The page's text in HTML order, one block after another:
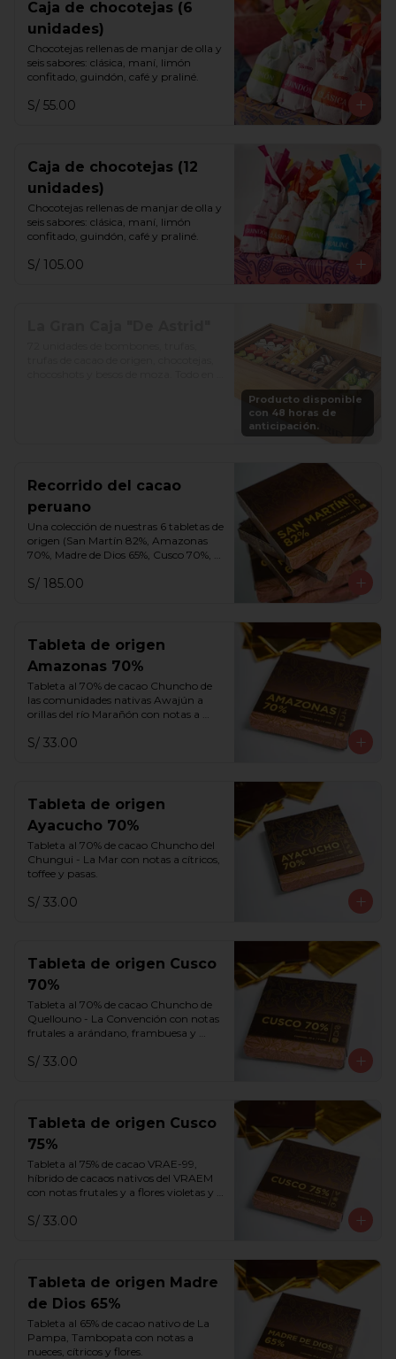
Caja de chocotejas (6
unidades)
Chocotejas rellenas de manjar de olla y
seis sabores: clásica, maní, limón
confitado, guindón, café y praliné.
S/ 55.00
Caja de chocotejas (12
unidades)
Chocotejas rellenas de manjar de olla y
seis sabores: clásica, maní, limón
confitado, guindón, café y praliné.
S/ 105.00
Producto disponible
con 48 horas de
anticipación.
Recorrido del cacao
peruano
Una colección de nuestras 6 tabletas de
origen (San Martín 82%, Amazonas
70%, Madre de Dios 65%, Cusco 70%,
S/ 185.00
Tableta de origen
Amazonas 70%
Tableta al 70% de cacao Chuncho de
las comunidades nativas Awajún a
orillas del río Marañón con notas a
blancas.
S/ 33.00
Tableta de origen
Ayacucho 70%
Tableta al 70% de cacao Chuncho del
Chungui - La Mar con notas a cítricos,
toffee y pasas.
S/ 33.00
Tableta de origen Cusco
70%
Tableta al 70% de cacao Chuncho de
Quellouno - La Convención con notas
frutales a arándano, frambuesa y
S/ 33.00
Tableta de origen Cusco
75%
Tableta al 75% de cacao VRAE-99,
híbrido de cacaos nativos del VRAEM
con notas frutales y a flores violetas y
S/ 33.00
Tableta de origen Madre
de Dios 65%
Tableta al 65% de cacao nativo de La
Pampa, Tambopata con notas a
nueces, cítricos y flores.